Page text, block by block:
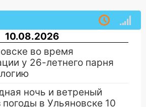
10.08.2026
во время
у 26-летнего парня
ночь и ветреный
погоды в Ульяновске 10